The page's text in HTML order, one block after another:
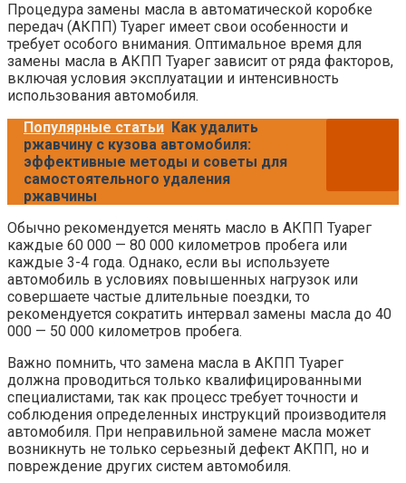
Процедура замены масла в автоматической коробке
передач (АКПП) Туарег имеет свои особенности и
требует особого внимания. Оптимальное время для
замены масла в АКПП Туарег зависит от ряда факторов,
включая условия эксплуатации и интенсивность
использования автомобиля.
Популярные статьи Как удалить
ржавчину с кузова автомобиля:
эффективные методы и советы для
самостоятельного удаления
ржавчины
Обычно рекомендуется менять масло в АКПП Туарег
каждые 60 000 — 80 000 километров пробега или
каждые 3-4 года. Однако, если вы используете
автомобиль в условиях повышенных нагрузок или
совершаете частые длительные поездки, то
рекомендуется сократить интервал замены масла до 40
000 — 50 000 километров пробега.
Важно помнить, что замена масла в АКПП Туарег
должна проводиться только квалифицированными
специалистами, так как процесс требует точности и
соблюдения определенных инструкций производителя
автомобиля. При неправильной замене масла может
возникнуть не только серьезный дефект АКПП, но и
повреждение других систем автомобиля.